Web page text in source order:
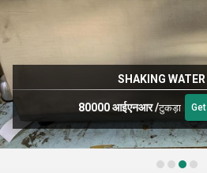
SHAKING WATER
80000 आईएनआर/टुकड़ा